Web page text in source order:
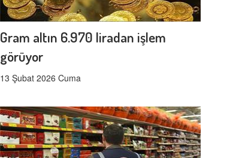
Gram altın 6.970 liradan işlem
görüyor
13 Şubat 2026 Cuma